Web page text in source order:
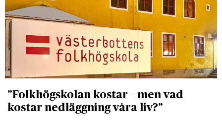
”Folkhögskolan kostar – men vad
kostar nedläggning våra liv?”